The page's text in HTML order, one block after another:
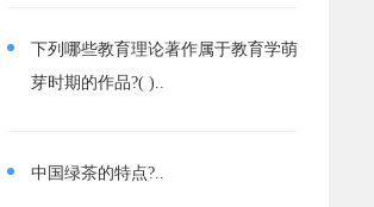
下列哪些教育理论著作属于教育学萌
芽时期的作品?( )..
中国绿茶的特点?..